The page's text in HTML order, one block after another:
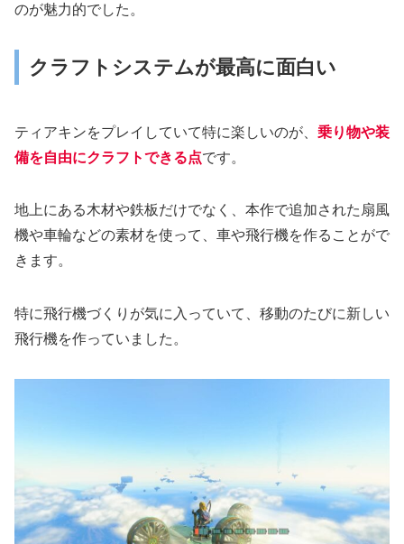
のが魅力的でした。
クラフトシステムが最高に面白い
ティアキンをプレイしていて特に楽しいのが、 乗り物や装
備を自由にクラフトできる点です。
地上にある木材や鉄板だけでなく、本作で追加された扇風
機や車輪などの素材を使って、車や飛行機を作ることがで
きます。
特に飛行機づくりが気に入っていて、移動のたびに新しい
飛行機を作っていました。